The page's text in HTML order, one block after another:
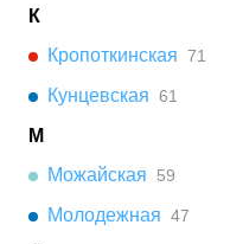
К
Кропоткинская 71
Кунцевская 61
М
Можайская
59
Молодежная 47